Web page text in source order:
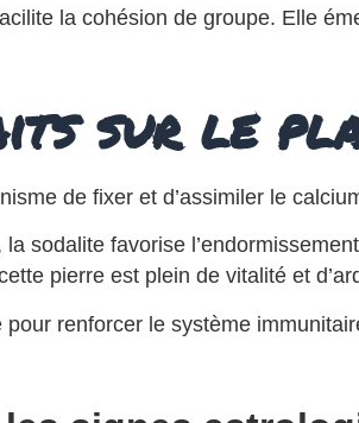
la cohésion de groupe. Elle
sur le
de fixer et d’assimiler le
sodalite favorise
pierre est plein de vitalité et
renforcer le système